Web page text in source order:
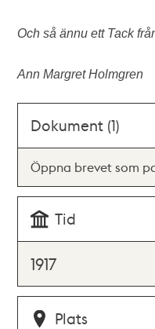
Och så ännu ett Tack
Ann Margret Holmgren
Dokument (1)
Öppna brevet som
Tid
1917
Plats